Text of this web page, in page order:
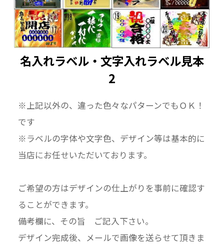
名入れラベル・文字入れラベル見本
2
※上記以外の、違った色々なパターンでもＯＫ！
です
※ラベルの字体や文字色、デザイン等は基本的に
当店にお任せいただいております。
ご希望の方はデザインの仕上がりを事前に確認す
ることができます。
備考欄に、その旨 ご記入下さい。
デザイン完成後、メールで画像を送らせて頂きま